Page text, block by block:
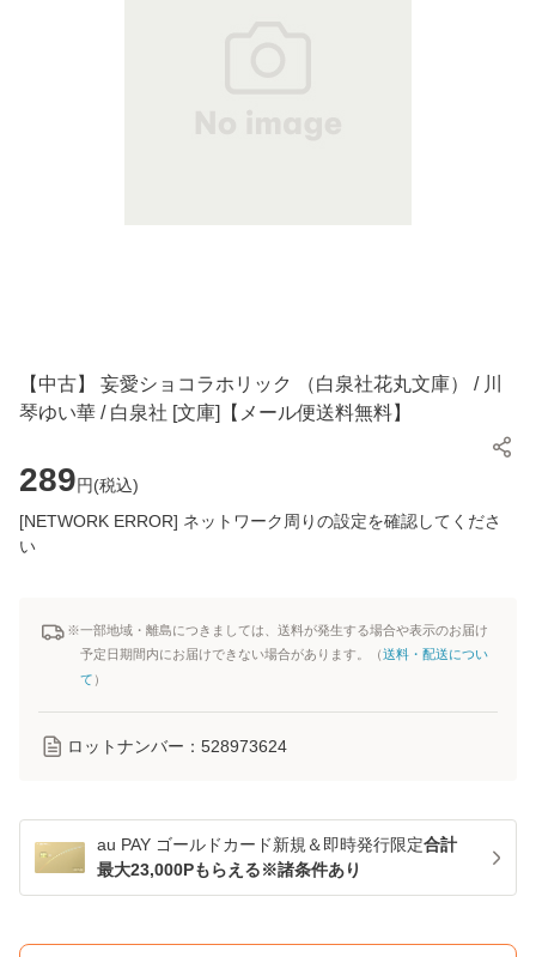
【中古】 妄愛ショコラホリック （白泉社花丸文庫） / 川
琴ゆい華 / 白泉社 [文庫]【メール便送料無料】
289円(税込)
[NETWORK ERROR] ネットワーク周りの設定を確認してくださ
い
※一部地域・離島につきましては、送料が発生する場合や表示のお届け
予定日期間内にお届けできない場合があります。（送料・配送につい
て ）
ロットナンバー： 528973624
au PAY ゴールドカード新規＆即時発行限定合計
最大23,000Pもらえる※諸条件あり